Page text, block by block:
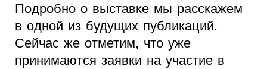
Подробно о выставке мы расскажем
в одной из будущих публикаций.
Сейчас же отметим, что уже
принимаются заявки на участие в